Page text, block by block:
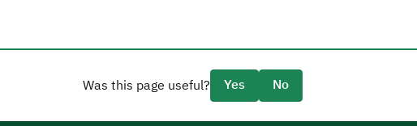
Was this page useful? Yes No